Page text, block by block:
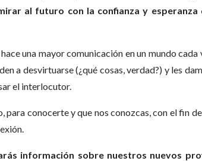
al futuro con la confianza y esperanza
una mayor comunicación en un mundo
a desvirtuarse (¿qué cosas, verdad?) y les
el interlocutor.
para conocerte y que nos conozcas, con el fin
información sobre nuestros nuevos